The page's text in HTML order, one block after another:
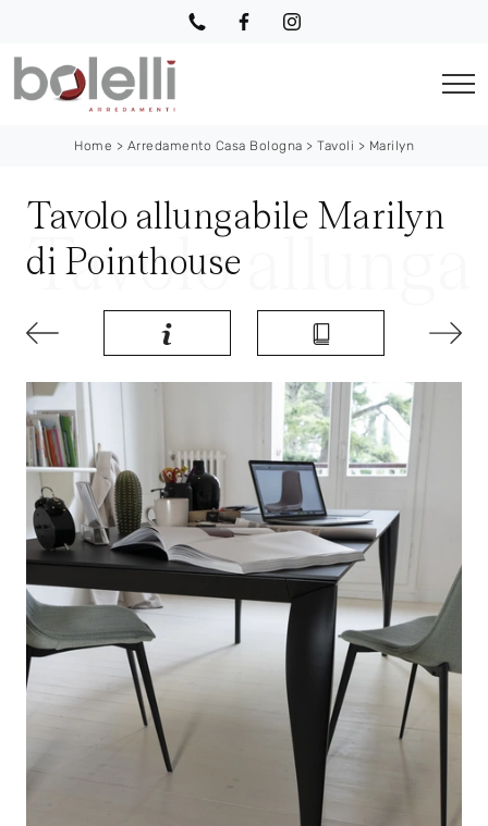
Home > Arredamento Casa Bologna > Tavoli > Marilyn
Tavolo allungabile Marilyn
di Pointhouse